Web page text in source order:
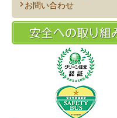
お問い合わせ